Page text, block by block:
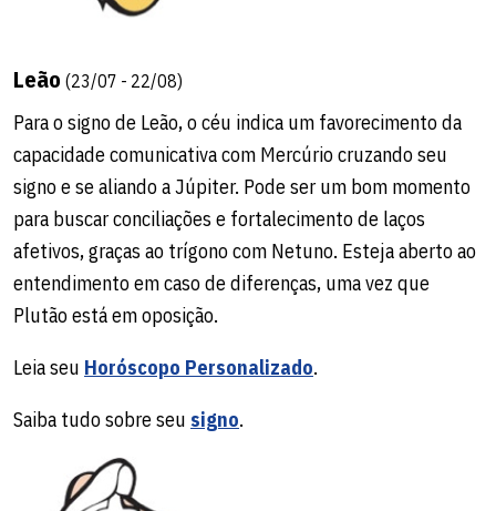
Leão (23/07 - 22/08)
Para o signo de Leão, o céu indica um favorecimento da
capacidade comunicativa com Mercúrio cruzando seu
signo e se aliando a Júpiter. Pode ser um bom momento
para buscar conciliações e fortalecimento de laços
afetivos, graças ao trígono com Netuno. Esteja aberto ao
entendimento em caso de diferenças, uma vez que
Plutão está em oposição.
Leia seu Horóscopo Personalizado.
Saiba tudo sobre seu signo.